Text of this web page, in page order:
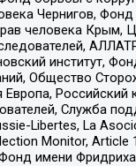
Чернигов,
человека Крым,
институт,
Общество
Российский
Служба
Libertes, La
Monitor, Article
имени Фридриха